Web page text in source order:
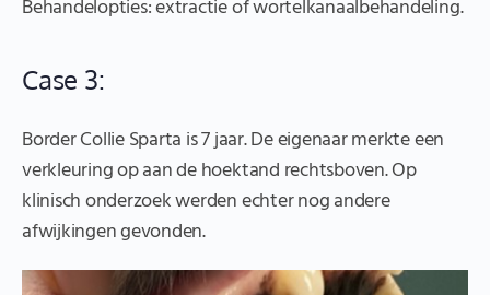
Behandelopties: extractie of wortelkanaalbehandeling.
Case 3:
Border Collie Sparta is 7 jaar. De eigenaar merkte een
verkleuring op aan de hoektand rechtsboven. Op
klinisch onderzoek werden echter nog andere
afwijkingen gevonden.